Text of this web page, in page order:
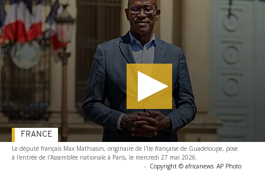
Le député français Max Mathiasin, originaire de l'île française de Guadeloupe, pose
à l'entrée de l'Assemblée nationale à Paris, le mercredi 27 mai 2026.
- Copyright © africanews AP Photo
FRANCE